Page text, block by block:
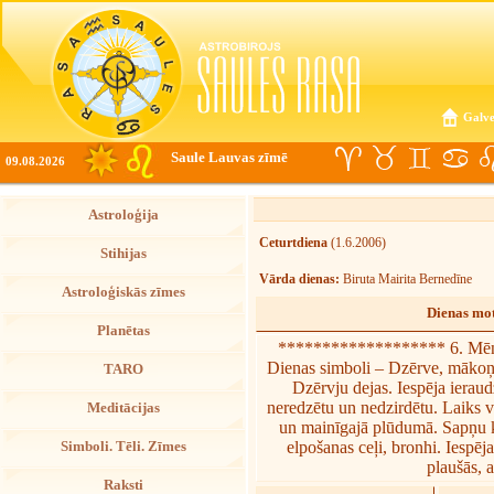
09.08.2026 Saule Lauvas zīmē
Astroloģija
Stihijas
Astroloģiskās zīmes
Planētas
TARO
Meditācijas
Simboli. Tēli. Zīmes
Raksti
Ceturtdiena (1.6.2006)
Vārda dienas: Biruta Mairita Bernedīne
Dienas
******************* 6.
Dienas simboli – Dzērve,
Dzērvju dejas. Iespēja
neredzētu un nedzirdētu. Laiks
un mainīgajā plūdumā.
elpošanas ceļi, bronhi.
plaušās,